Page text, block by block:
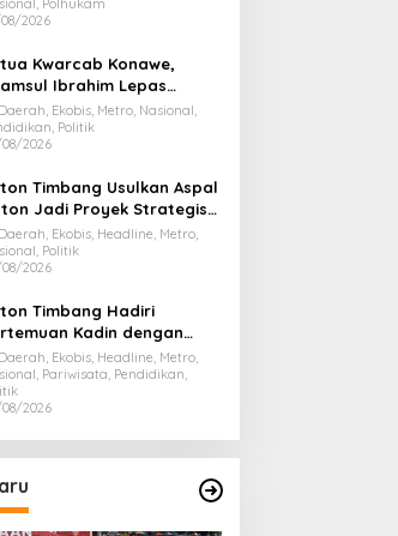
2026
Kwarcab Konawe,
Ibrahim Lepas
Jamnas XII 2026
Ekobis, Metro, Nasional,
Politik
2026
Timbang Usulkan Aspal
Jadi Proyek Strategis
Ekobis, Headline, Metro,
Politik
2026
Timbang Hadiri
Kadin dengan
Prabowo, Bawa Misi
Ekonomi Sultra
Ekobis, Headline, Metro,
Pariwisata, Pendidikan,
2026